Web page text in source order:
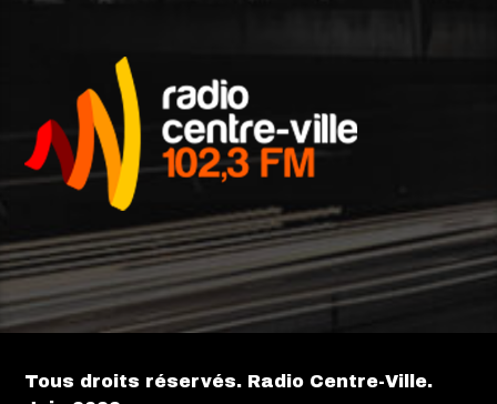
Tous droits réservés. Radio Centre-Ville.